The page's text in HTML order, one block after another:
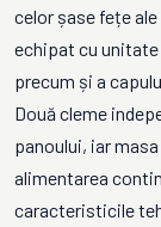
celor șase fețe
echipat cu
precum și a
Două cleme
panoului, iar
alimentarea
caracteristicile